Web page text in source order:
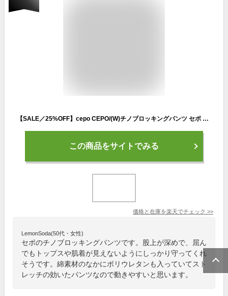
【SALE／25%OFF】cepo CEPO/(W)チノブロッキングパンツ セポ パンツ チノパンツ ベージュ イエロー【送料無料】
この商品をサイトでみる
価格と在庫を楽天でチェック >>
LemonSoda(50代・女性)
セポのチノブロッキングパンツです。股上が深めで、屈ん
でもトップスや肌着が見えないようにしっかり守ってくれ
そうです。綿素材のなかにポリウレタンも入っていてスト
レッチの効いたパンツなので動きやすいと思います。